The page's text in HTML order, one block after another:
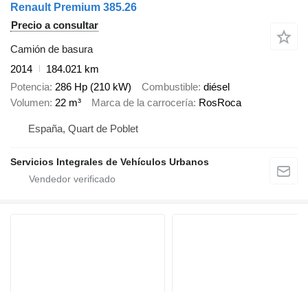
Renault Premium 385.26
Precio a consultar
Camión de basura
2014
184.021 km
Potencia 286 Hp (210 kW) Combustible diésel
Volumen 22 m³ Marca de la carrocería RosRoca
España, Quart de Poblet
Servicios Integrales de Vehículos Urbanos